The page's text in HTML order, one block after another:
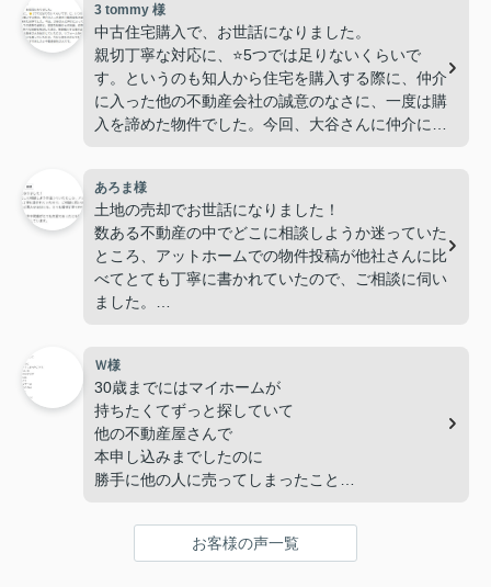
3 tommy 様
中古住宅購入で、お世話になりました。
親切丁寧な対応に、⭐️5つでは足りないくらいで
す。というのも知人から住宅を購入する際に、仲介
に入った他の不動産会社の誠意のなさに、一度は購
入を諦めた物件でした。今回、大谷さんに仲介に入
によって、色々な問題を解決して頂き、無事購入す
る事が出来ました。現在、信頼のできる業者さんを
紹介していただき、リフォームを行っています。リ
フォームの相談にも乗っていただき、今から住むの
がとても楽しみです。
今後、色々な方におすすめしたい不動産会社さんで
あろま様
土地の売却でお世話になりました！
数ある不動産の中でどこに相談しようか迷っていた
ところ、アットホームでの物件投稿が他社さんに比
べてとても丁寧に書かれていたので、ご相談に伺い
ました。
た。売買にあたり、土地の条件や状態がとても大変
であったにも関わらず、最後まで親身になって対応
して頂き本当に感謝しています。ありがとうござい
ました！
Ｗ様
30歳までにはマイホームが
持ちたくてずっと探していて
他の不動産屋さんで
本申し込みまでしたのに
勝手に他の人に売ってしまったことも
少し不信感があったのですが
アシストプランさんはお客様の声一覧